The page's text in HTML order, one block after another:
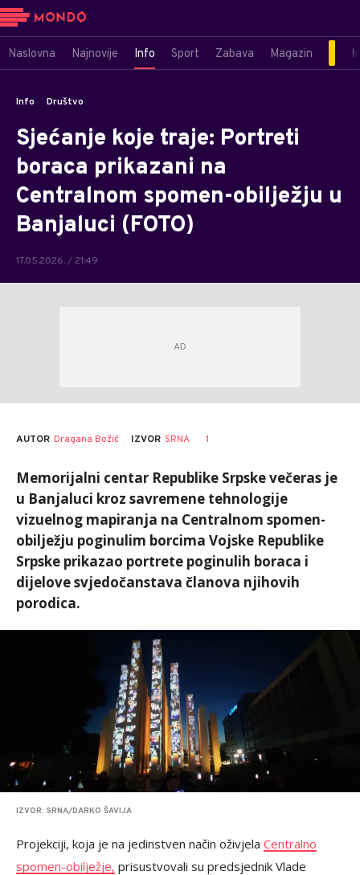
Naslovna Najnovije Info Sport Zabava Magazin
Info Društvo
Sjećanje koje traje: Portreti
boraca prikazani na
Centralnom spomen-obilježju u
Banjaluci (FOTO)
17.05.2026. / 21:49
AUTOR Dragana Božić IZVOR SRNA 1
Memorijalni centar Republike Srpske večeras je
u Banjaluci kroz savremene tehnologije
vizuelnog mapiranja na Centralnom spomen-
obilježju poginulim borcima Vojske Republike
Srpske prikazao portrete poginulih boraca i
dijelove svjedočanstava članova njihovih
porodica.
IZVOR: SRNA/DARKO ŠAVIJA
Projekciji, koja je na jedinstven način oživjela Centralno
spomen-obilježje, prisustvovali su predsjednik Vlade